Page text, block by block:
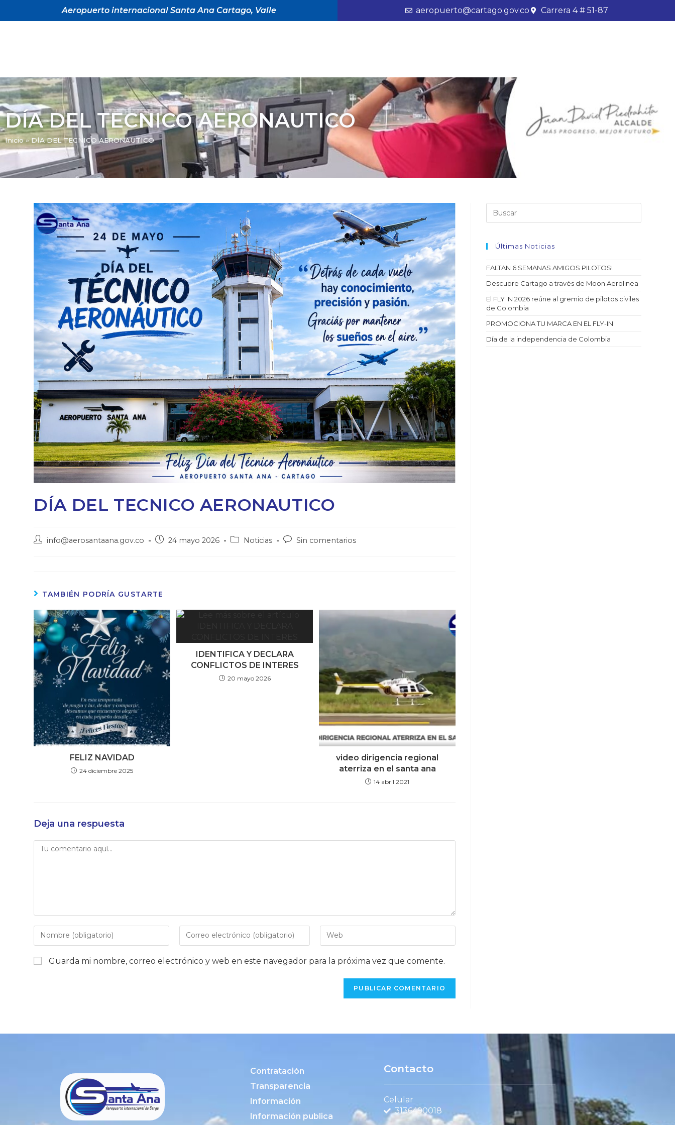
Aeropuerto internacional Santa Ana Cartago, Valle aeropuerto@cartago.gov.co Carrera 4 # 51-87
DÍA DEL TECNICO AERONAUTICO
Inicio»DÍA DEL TECNICO AERONAUTICO
DÍA DEL TECNICO AERONAUTICO
info@aerosantaana.gov.co 24 mayo 2026 Noticias Sin comentarios
TAMBIÉN PODRÍA GUSTARTE
FELIZ NAVIDAD
24 diciembre 2025
IDENTIFICA Y DECLARA
CONFLICTOS DE INTERES
20 mayo 2026
video dirigencia regional
aterriza en el santa ana
14 abril 2021
Deja una respuesta
Guarda mi nombre, correo electrónico y web en este navegador para la próxima vez que comente.
Últimas Noticias
FALTAN 6 SEMANAS AMIGOS PILOTOS!
Descubre Cartago a través de Moon Aerolinea
El FLY IN 2026 reúne al gremio de pilotos civiles
de Colombia
PROMOCIONA TU MARCA EN EL FLY-IN
Día de la independencia de Colombia
Contratación
Transparencia
Información
Información publica
Contacto
Celular
3136490018